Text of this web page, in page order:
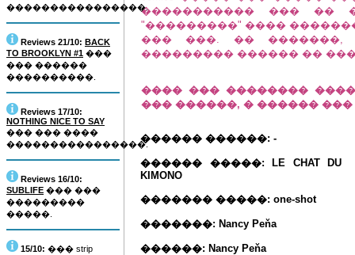
����������������.
Reviews 21/10: BACK
TO BROOKLYN #1 ���
��� ������
����������.
Reviews 17/10:
NOTHING NICE TO SAY
��� ��� ����
����������������.
Reviews 16/10:
SUBLIFE ��� ���
���������
�����.
15/10: ��� strip
����������� ��� ��
"���������" ����
��� ���. �� �������,
��������� ������ ��
���� ��� ��������
��� ������, � ������
������ ������: -
������ �����: LE CHAT DU
KIMONO
������� �����: one-shot
�������: Nancy Peňa
������: Nancy Peňa